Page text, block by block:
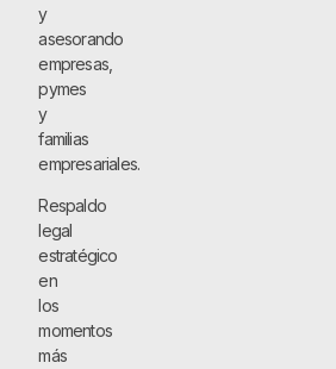
y
asesorando
empresas,
pymes
y
familias
empresariales.
Respaldo
legal
estratégico
en
los
momentos
más